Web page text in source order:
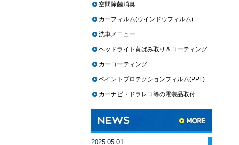
【2026年最新】車の花粉シミを
「科学」で制す。雨上がりの固着
を防ぐ「足軽加工」と抗酸化防衛
論
車内クリーニングは自分ででき
る？DIY清掃と業者依頼の違い・限
界を徹底解説
車内クリーニングで失敗する人の
共通点｜やってはいけない5つの判
断ミス
空間除菌消臭
カーフィルム(ウインドウフィルム)
洗車メニュー
ヘッドライト黄ばみ取り＆コーティング
カーコーティング
ペイントプロテクションフィルム(PPF)
カーナビ・ドラレコ等の電装品取付
2025.05.01